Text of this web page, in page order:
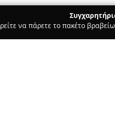
να πάρετε το πακέτο